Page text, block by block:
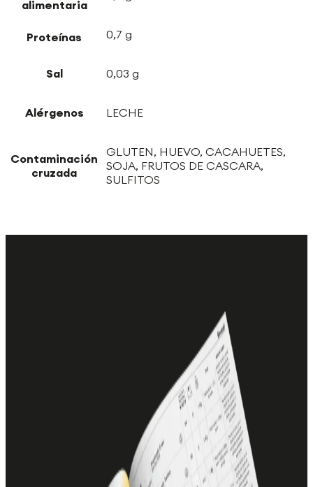
alimentaria
Proteínas 0,7 g
Sal 0,03 g
Alérgenos LECHE
Contaminación
cruzada
GLUTEN, HUEVO, CACAHUETES,
SOJA, FRUTOS DE CASCARA,
SULFITOS